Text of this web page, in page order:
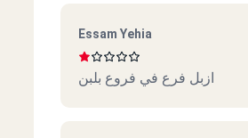
Essam Yehia
ازبل فرع في فروع بلبن